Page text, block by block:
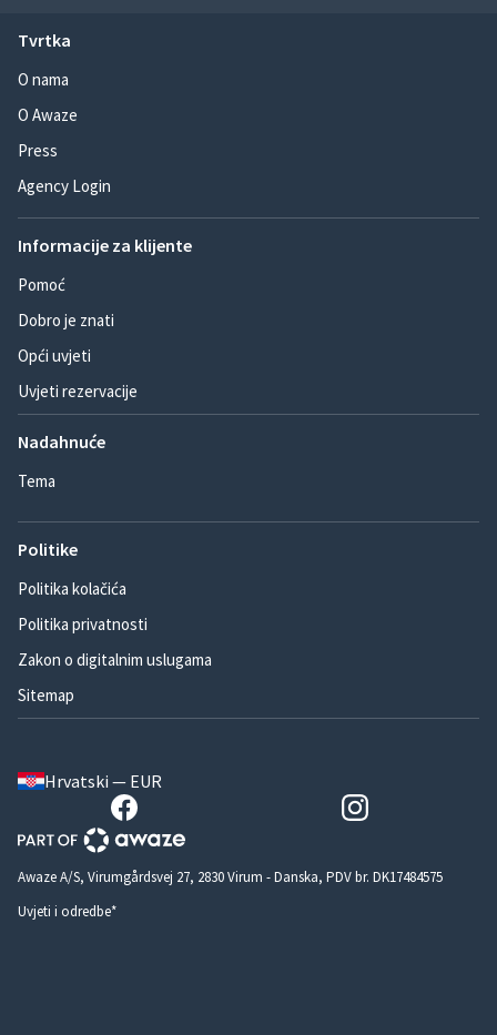
Tvrtka
O nama
O Awaze
Press
Agency Login
Informacije za klijente
Pomoć
Dobro je znati
Opći uvjeti
Uvjeti rezervacije
Nadahnuće
Tema
Politike
Politika kolačića
Politika privatnosti
Zakon o digitalnim uslugama
Sitemap
Hrvatski — EUR
Awaze A/S, Virumgårdsvej 27, 2830 Virum - Danska, PDV br. DK17484575
Uvjeti i odredbe*